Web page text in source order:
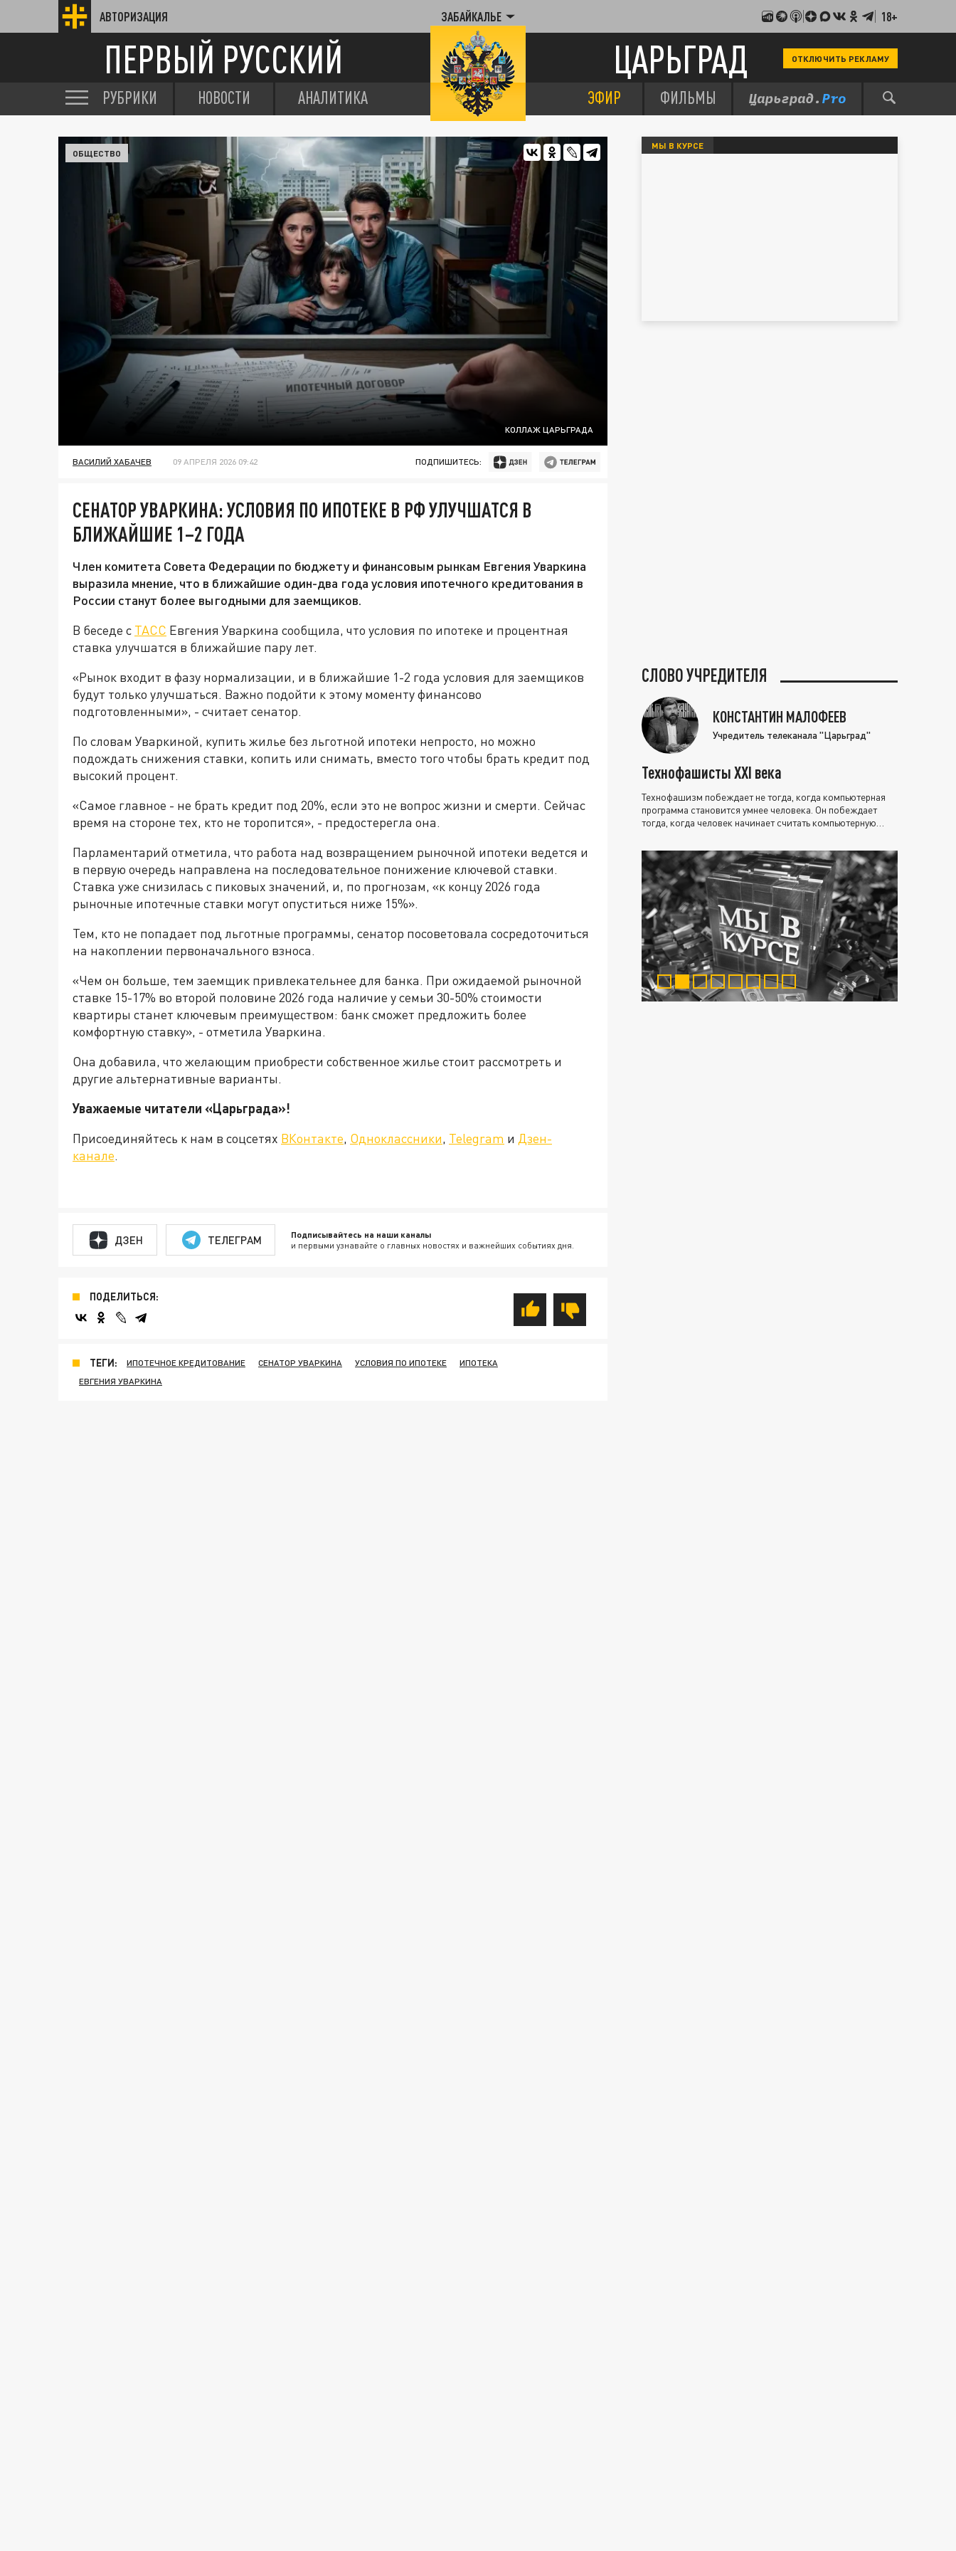
АВТОРИЗАЦИЯ ЗАБАЙКАЛЬЕ 18+
ПЕРВЫЙ РУССКИЙ ЦАРЬГРАД ОТКЛЮЧИТЬ РЕКЛАМУ
РУБРИКИ НОВОСТИ АНАЛИТИКА ЭФИР ФИЛЬМЫ
КОЛЛАЖ ЦАРЬГРАДА
ОБЩЕСТВО
ВАСИЛИЙ ХАБАЧЕВ 09 АПРЕЛЯ 2026 09:42 ПОДПИШИТЕСЬ:
СЕНАТОР УВАРКИНА: УСЛОВИЯ ПО ИПОТЕКЕ В РФ УЛУЧШАТСЯ В
БЛИЖАЙШИЕ 1–2 ГОДА
Член комитета Совета Федерации по бюджету и финансовым рынкам Евгения Уваркина
выразила мнение, что в ближайшие один-два года условия ипотечного кредитования в
России станут более выгодными для заемщиков.
В беседе с ТАСС Евгения Уваркина сообщила, что условия по ипотеке и процентная
ставка улучшатся в ближайшие пару лет.
«Рынок входит в фазу нормализации, и в ближайшие 1-2 года условия для заемщиков
будут только улучшаться. Важно подойти к этому моменту финансово
подготовленными», - считает сенатор.
По словам Уваркиной, купить жилье без льготной ипотеки непросто, но можно
подождать снижения ставки, копить или снимать, вместо того чтобы брать кредит под
высокий процент.
«Самое главное - не брать кредит под 20%, если это не вопрос жизни и смерти. Сейчас
время на стороне тех, кто не торопится», - предостерегла она.
Парламентарий отметила, что работа над возвращением рыночной ипотеки ведется и
в первую очередь направлена на последовательное понижение ключевой ставки.
Ставка уже снизилась с пиковых значений, и, по прогнозам, «к концу 2026 года
рыночные ипотечные ставки могут опуститься ниже 15%».
Тем, кто не попадает под льготные программы, сенатор посоветовала сосредоточиться
на накоплении первоначального взноса.
«Чем он больше, тем заемщик привлекательнее для банка. При ожидаемой рыночной
ставке 15-17% во второй половине 2026 года наличие у семьи 30-50% стоимости
квартиры станет ключевым преимуществом: банк сможет предложить более
комфортную ставку», - отметила Уваркина.
Она добавила, что желающим приобрести собственное жилье стоит рассмотреть и
другие альтернативные варианты.
Уважаемые читатели «Царьграда»!
Присоединяйтесь к нам в соцсетях ВКонтакте, Одноклассники, Telegram и Дзен-
канале.
ДЗЕН ТЕЛЕГРАМ Подписывайтесь на наши каналы
и первыми узнавайте о главных новостях и важнейших событиях дня.
ПОДЕЛИТЬСЯ:
ТЕГИ: ИПОТЕЧНОЕ КРЕДИТОВАНИЕ СЕНАТОР УВАРКИНА УСЛОВИЯ ПО ИПОТЕКЕ
ИПОТЕКА
ЕВГЕНИЯ УВАРКИНА
МЫ В КУРСЕ
СЛОВО УЧРЕДИТЕЛЯ
КОНСТАНТИН МАЛОФЕЕВ
Учредитель телеканала "Царьград"
Технофашисты XXI века
Технофашизм побеждает не тогда, когда компьютерная
программа становится умнее человека. Он побеждает
тогда, когда человек начинает считать компьютерную